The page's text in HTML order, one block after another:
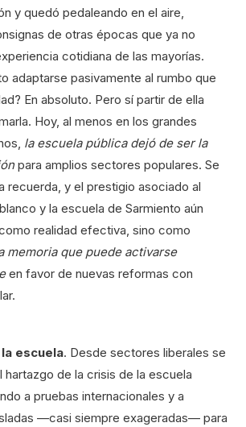
y quedó pedaleando en el aire,
de otras épocas que ya no
cotidiana de las mayorías.
adaptarse pasivamente al rumbo que
En absoluto. Pero sí partir de ella
Hoy, al menos en los grandes
la escuela pública dejó de ser la
para amplios sectores populares. Se
recuerda, y el prestigio asociado al
y la escuela de Sarmiento aún
realidad efectiva, sino como
memoria que puede activarse
en favor de nuevas reformas con
escuela. Desde sectores liberales se
hartazgo de la crisis de la escuela
a pruebas internacionales y a
—casi siempre exageradas— para